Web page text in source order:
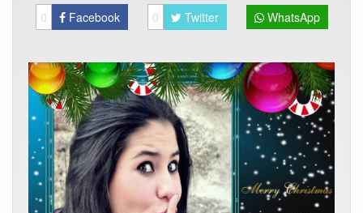
0 Facebook 0 Twitter WhatsApp